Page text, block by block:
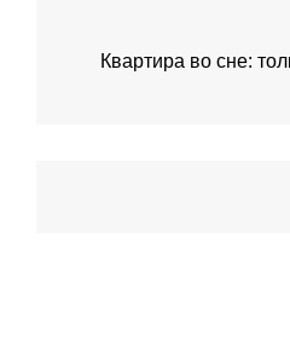
Квартира во сне: